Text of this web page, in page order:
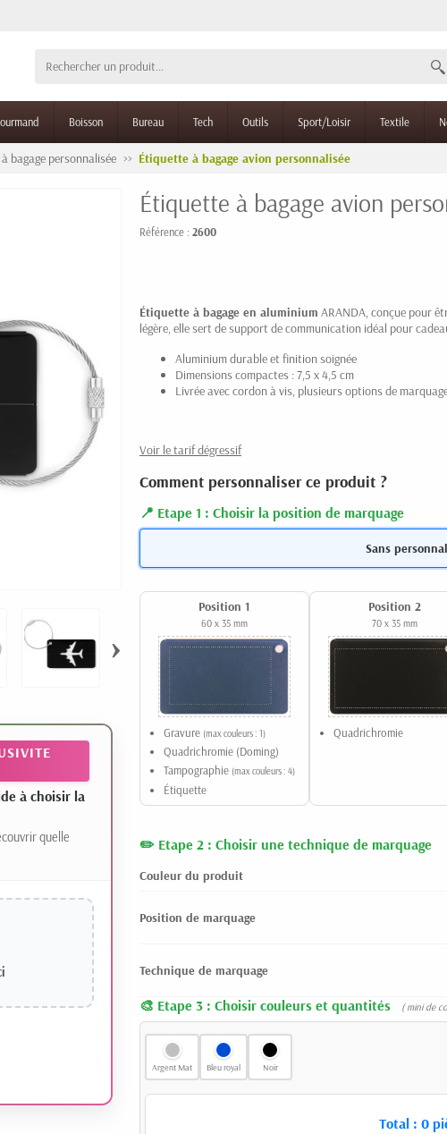
Boisson Bureau Tech Outils Sport/Loisir Textile
bagage personnalisée Étiquette à bagage avion personnalisée
›
à choisir la
quelle
Étiquette à bagage avion
Référence : 2600
Étiquette à bagage en aluminium ARANDA, conçue pour
légère, elle sert de support de communication idéal pour
Aluminium durable et finition soignée
Dimensions compactes : 7,5 x 4,5 cm
Livrée avec cordon à vis, plusieurs options de
Voir le tarif dégressif
Comment personnaliser ce produit ?
Etape 1 : Choisir la position de marquage
Sans
Position 1
60 x 35 mm
Gravure (max couleurs : 1)
Quadrichromie (Doming)
Tampographie (max couleurs : 4)
Étiquette
Position 2
70 x 35 mm
Quadrichromie
Etape 2 : Choisir une technique de marquage
Couleur du produit
Position de marquage
Technique de marquage
Etape 3 : Choisir couleurs et quantités ( mini de
Argent Mat Bleu royal Noir
Total : 0